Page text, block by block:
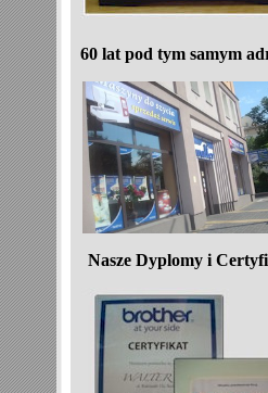
60 lat pod tym samym
Nasze Dyplomy i